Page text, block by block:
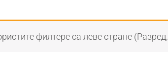
филтере са леве стране